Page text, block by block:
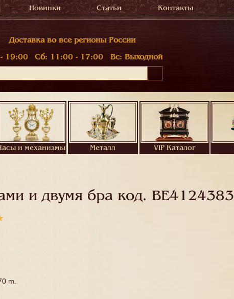
Новинки Статьи Контакты
Доставка во все регионы России
19:00 Сб: 11:00 - 17:00 Вс: Выходной
и механизмы Металл VIP Каталог
и двумя бра код. BE4124383
m.